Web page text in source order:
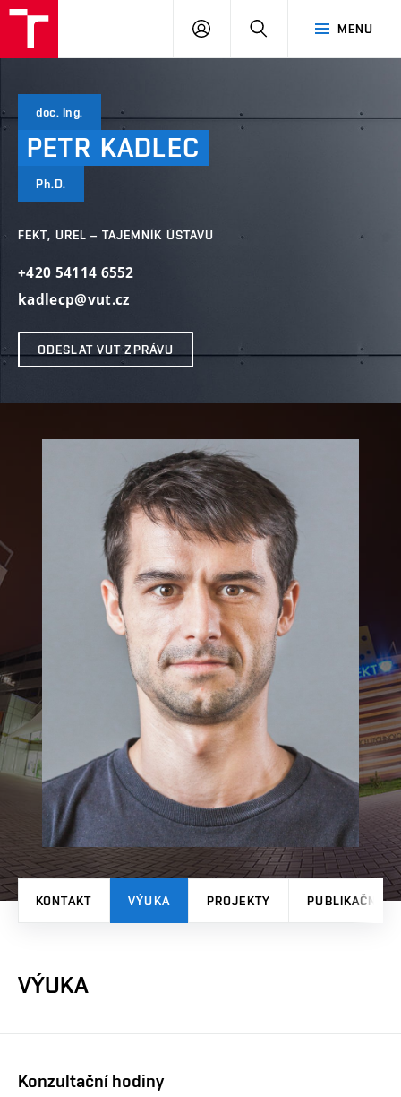
MENU
PŘIHLÁSIT
doc. Ing.
PETR KADLEC
Ph.D.
FEKT, UREL – TAJEMNÍK ÚSTAVU
+420 54114 6552
kadlecp@vut.cz
ODESLAT VUT ZPRÁVU
KONTAKT VÝUKA PROJEKTY PUBLIKAČNÍ
VÝUKA
Konzultační hodiny